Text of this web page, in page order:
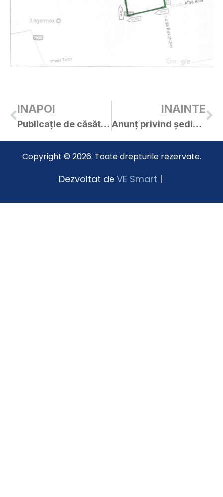
INAPOI
Publicație de căsătorie – Csonca Ioan / Stoica Florica-Alina
INAINTE
Anunț privind ședința C.L. Curtici din 26.03.2019 (proiecte HCL)
Copyright © 2026. Toate drepturile rezervate.
Dezvoltat de VE Smart |